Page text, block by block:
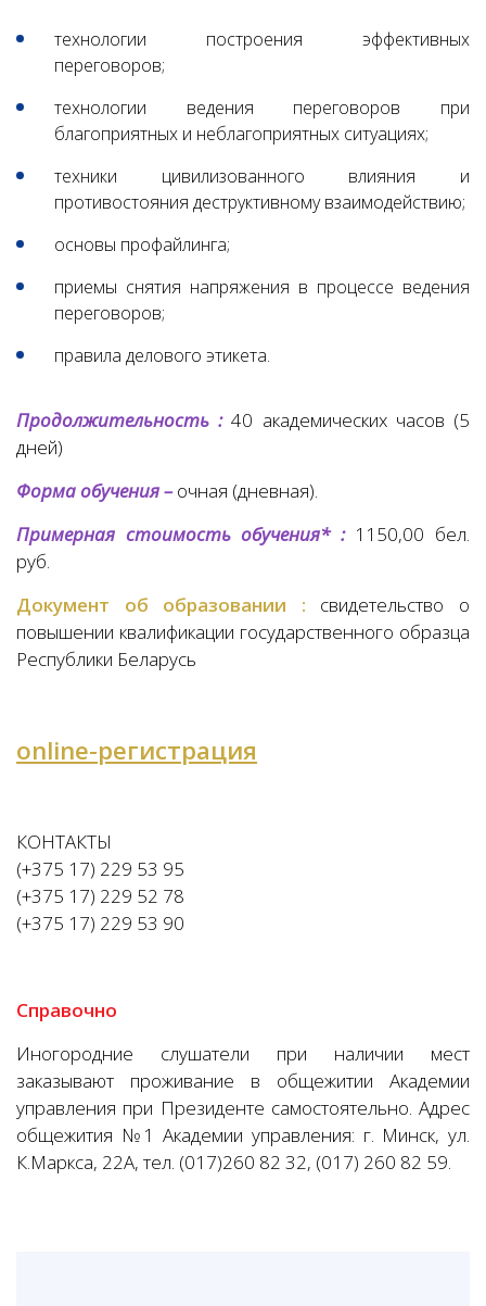
технологии построения эффективных
переговоров;
технологии ведения переговоров при
благоприятных и неблагоприятных ситуациях;
техники цивилизованного влияния и
противостояния деструктивному взаимодействию;
основы профайлинга;
приемы снятия напряжения в процессе ведения
переговоров;
правила делового этикета.
Продолжительность :40 академических часов (5
дней)
Форма обучения –очная (дневная).
Примерная стоимость обучения* :1150,00 бел.
руб.
Документ об образовании : свидетельство о
повышении квалификации государственного образца
Республики Беларусь
online-регистрация
КОНТАКТЫ
(+375 17) 229 53 95
(+375 17) 229 52 78
(+375 17) 229 53 90
Справочно
Иногородние слушатели при наличии мест
заказывают проживание в общежитии Академии
управления при Президенте самостоятельно. Адрес
общежития №1 Академии управления: г. Минск, ул.
К.Маркса, 22А, тел. (017)260 82 32, (017) 260 82 59.